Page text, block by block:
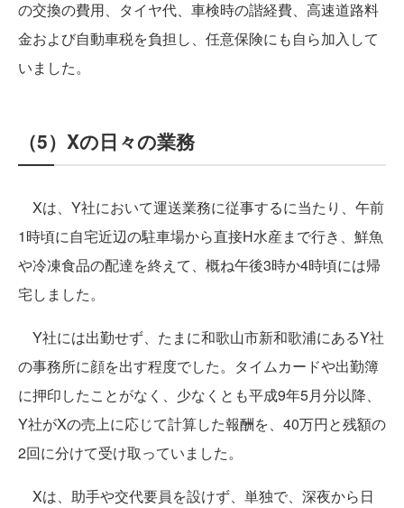
の交換の費用、タイヤ代、車検時の諧経費、高速道路料
金および自動車税を負担し、任意保険にも自ら加入して
いました。
（5）Xの日々の業務
Xは、Y社において運送業務に従事するに当たり、午前
1時頃に自宅近辺の駐車場から直接H水産まで行き、鮮魚
や冷凍食品の配達を終えて、概ね午後3時か4時頃には帰
宅しました。
Y社には出勤せず、たまに和歌山市新和歌浦にあるY社
の事務所に顔を出す程度でした。タイムカードや出勤簿
に押印したことがなく、少なくとも平成9年5月分以降、
Y社がXの売上に応じて計算した報酬を、40万円と残額の
2回に分けて受け取っていました。
Xは、助手や交代要員を設けず、単独で、深夜から日